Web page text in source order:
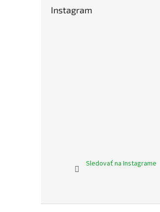
Instagram
Sledovať na Instagrame